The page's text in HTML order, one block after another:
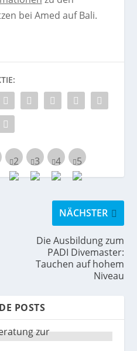
bei Amed auf Bali.
NÄCHSTER
Die Ausbildung zum
PADI Divemaster:
Tauchen auf hohem
Niveau
POSTS